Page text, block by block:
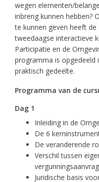
wegen elementen/
inbreng kunnen hebben?
te kunnen geven heeft
tweedaagse interactieve
Participatie en de
programma is opgedeeld
praktisch gedeelte.
Programma van de
Dag 1
Inleiding in de
De 6
De veranderende
Verschil tussen
Juridische basis